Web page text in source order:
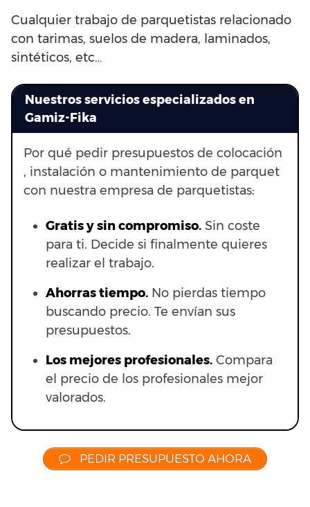
Cualquier trabajo de parquetistas relacionado
con tarimas, suelos de madera, laminados,
sintéticos, etc…
Nuestros servicios especializados en
Gamiz-Fika
Por qué pedir presupuestos de colocación
, instalación o mantenimiento de parquet
con nuestra empresa de parquetistas:
Gratis y sin compromiso. Sin coste
para ti. Decide si finalmente quieres
realizar el trabajo.
Ahorras tiempo. No pierdas tiempo
buscando precio. Te envían sus
presupuestos.
Los mejores profesionales. Compara
el precio de los profesionales mejor
valorados.
PEDIR PRESUPUESTO AHORA